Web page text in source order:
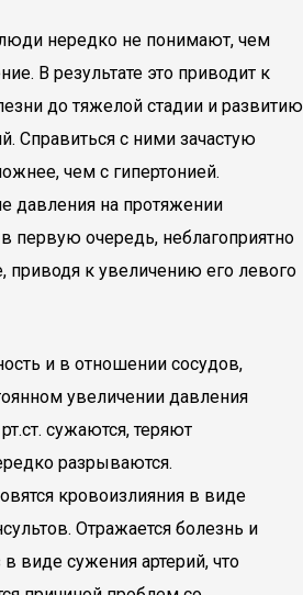
нередко не понимают, чем
В результате это приводит к
до тяжелой стадии и развитию
Справиться с ними зачастую
чем с гипертонией.
давления на протяжении
первую очередь, неблагоприятно
приводя к увеличению его левого
и в отношении сосудов,
увеличении давления
сужаются, теряют
разрываются.
кровоизлияния в виде
Отражается болезнь и
в виде сужения артерий, что